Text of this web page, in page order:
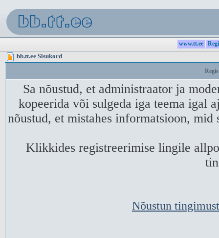
www.tt.ee
bb.tt.ee Sisukord
Sa nõustud, et administraator ja
kopeerida või sulgeda iga teema igal
nõustud, et mistahes informatsioon, mid
Klikkides registreerimise lingile
Nõustun